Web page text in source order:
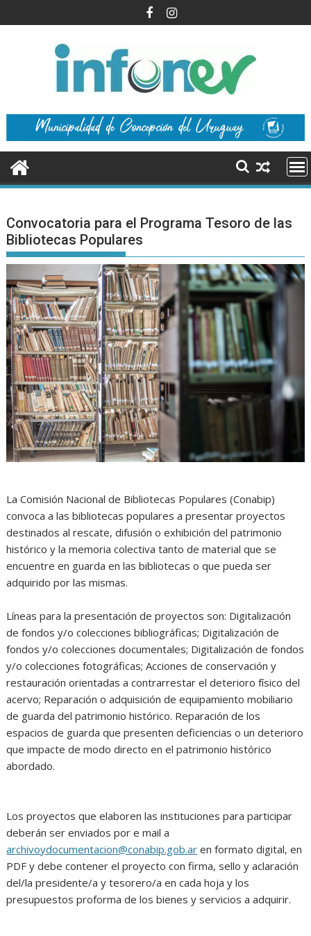
al
Convocatoria para el Programa Tesoro de las
Bibliotecas Populares
La Comisión Nacional de Bibliotecas Populares (Conabip)
convoca a las bibliotecas populares a presentar proyectos
destinados al rescate, difusión o exhibición del patrimonio
histórico y la memoria colectiva tanto de material que se
encuentre en guarda en las bibliotecas o que pueda ser
adquirido por las mismas.
Líneas para la presentación de proyectos son: Digitalización
de fondos y/o colecciones bibliográficas; Digitalización de
fondos y/o colecciones documentales; Digitalización de fondos
y/o colecciones fotográficas; Acciones de conservación y
restauración orientadas a contrarrestar el deterioro físico del
acervo; Reparación o adquisición de equipamiento mobiliario
de guarda del patrimonio histórico. Reparación de los
espacios de guarda que presenten deficiencias o un deterioro
que impacte de modo directo en el patrimonio histórico
abordado.
Los proyectos que elaboren las instituciones para participar
deberán ser enviados por e mail a
archivoydocumentacion@conabip.gob.ar en formato digital, en
PDF y debe contener el proyecto con firma, sello y aclaración
del/la presidente/a y tesorero/a en cada hoja y los
presupuestos proforma de los bienes y servicios a adquirir.